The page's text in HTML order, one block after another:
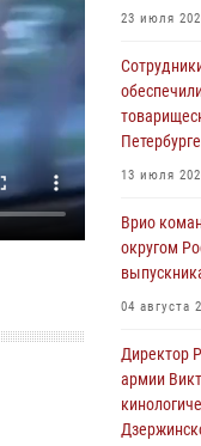
«Поезда
08 августа
(видео)
08 августа
теннису
08 августа
23 июля
Петербурге
13 июля
Врио
округом
04 августа
Директор
армии